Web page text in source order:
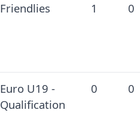
Friendlies 1 0
Euro U19 -
Qualification
0 0